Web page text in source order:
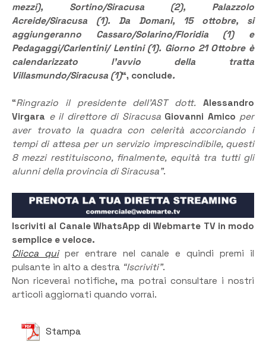
mezzi), Sortino/Siracusa (2), Palazzolo
Acreide/Siracusa (1). Da Domani, 15 ottobre, si
aggiungeranno Cassaro/Solarino/Floridia (1) e
Pedagaggi/Carlentini/ Lentini (1). Giorno 21 Ottobre è
calendarizzato l’avvio della tratta
Villasmundo/Siracusa (1)“, conclude.
“Ringrazio il presidente dell’AST dott. Alessandro
Virgara e il direttore di Siracusa Giovanni Amico per
aver trovato la quadra con celerità accorciando i
tempi di attesa per un servizio imprescindibile, questi
8 mezzi restituiscono, finalmente, equità tra tutti gli
alunni della provincia di Siracusa”.
Iscriviti al Canale WhatsApp di Webmarte TV in modo
semplice e veloce.
Clicca quiper entrare nel canale e quindi premi il
pulsante in alto a destra “Iscriviti”.
Non riceverai notifiche, ma potrai consultare i nostri
articoli aggiornati quando vorrai.
Stampa